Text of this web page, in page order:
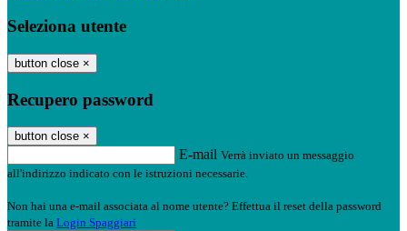
Seleziona utente
button close ×
Recupero password
button close ×
E-mail Verrà inviato un messaggio
all'indirizzo indicato con le istruzioni necessarie.
Non hai una e-mail associata al nome utente? Effettua il reset della password
tramite la Login Spaggiari